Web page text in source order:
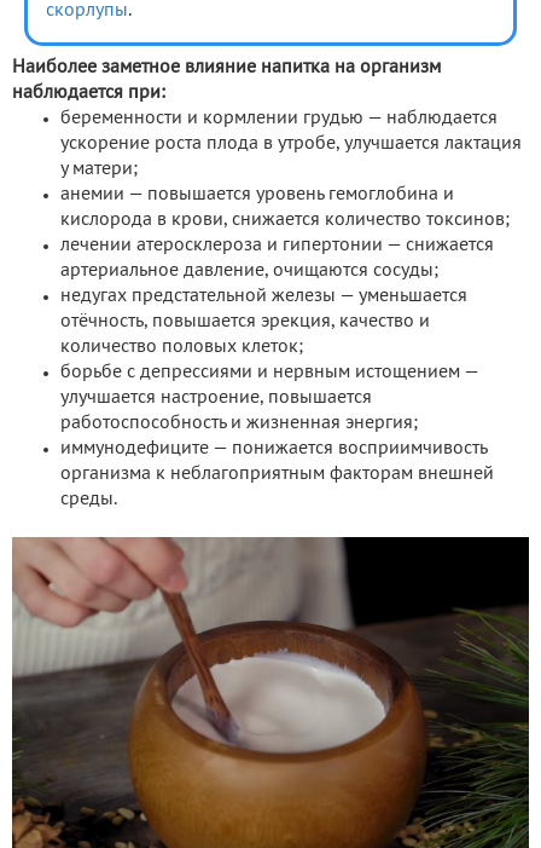
скорлупы.
Наиболее заметное влияние напитка на организм
наблюдается при:
беременности и кормлении грудью — наблюдается
ускорение роста плода в утробе, улучшается лактация
у матери;
анемии — повышается уровень гемоглобина и
кислорода в крови, снижается количество токсинов;
лечении атеросклероза и гипертонии — снижается
артериальное давление, очищаются сосуды;
недугах предстательной железы — уменьшается
отёчность, повышается эрекция, качество и
количество половых клеток;
борьбе с депрессиями и нервным истощением —
улучшается настроение, повышается
работоспособность и жизненная энергия;
иммунодефиците — понижается восприимчивость
организма к неблагоприятным факторам внешней
среды.